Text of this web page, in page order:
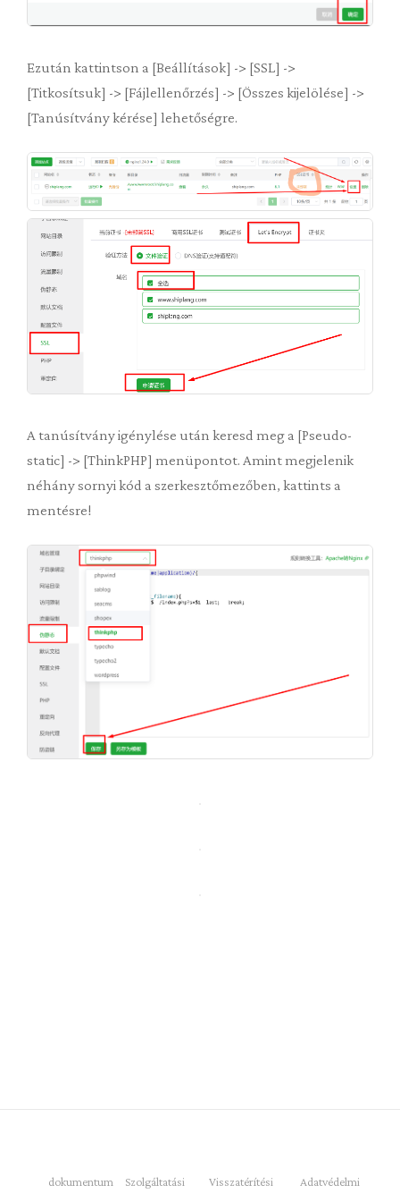
Ezután kattintson a [Beállítások] -> [SSL] ->
[Titkosítsuk] -> [Fájlellenőrzés] -> [Összes kijelölése] ->
[Tanúsítvány kérése] lehetőségre.
A tanúsítvány igénylése után keresd meg a [Pseudo-
static] -> [ThinkPHP] menüpontot. Amint megjelenik
néhány sornyi kód a szerkesztőmezőben, kattints a
mentésre!
dokumentum
Szolgáltatási
Visszatérítési
Adatvédelmi